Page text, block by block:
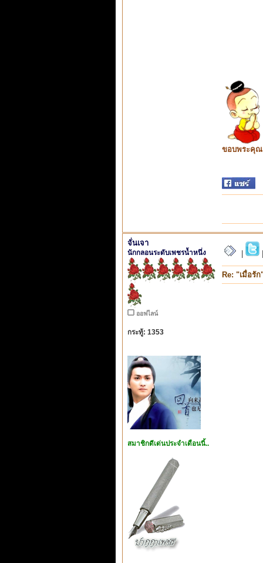
ขอบพระคุณ
จั่นเจา
นักกลอนระดับเพชรน้ำหนึ่ง
ออฟไลน์
กระทู้: 1353
สมาชิกดีเด่นประจำเดือนนี้..
Re: "เมื่อรัก